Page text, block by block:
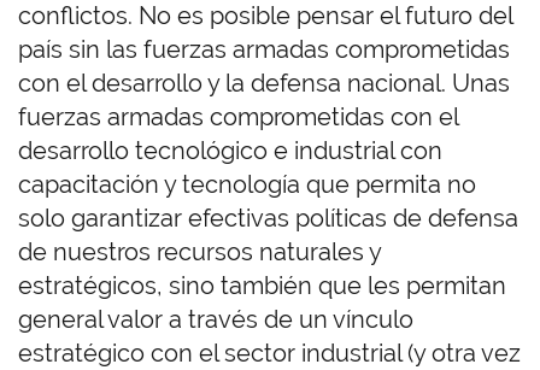
conflictos. No es posible pensar el futuro del
país sin las fuerzas armadas comprometidas
con el desarrollo y la defensa nacional. Unas
fuerzas armadas comprometidas con el
desarrollo tecnológico e industrial con
capacitación y tecnología que permita no
solo garantizar efectivas políticas de defensa
de nuestros recursos naturales y
estratégicos, sino también que les permitan
general valor a través de un vínculo
estratégico con el sector industrial (y otra vez